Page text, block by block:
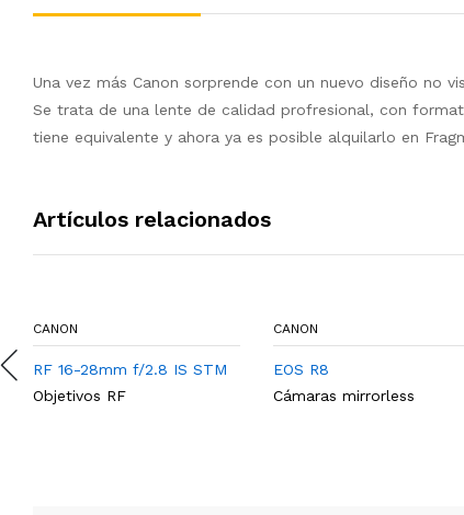
Una vez más Canon sorprende con un nuevo diseño no
Se trata de una lente de calidad profresional, con
tiene equivalente y ahora ya es posible alquilarlo en
Artículos relacionados
CANON
RF 16-28mm f/2.8 IS STM
Objetivos RF
CANON
EOS R8
Cámaras mirrorless